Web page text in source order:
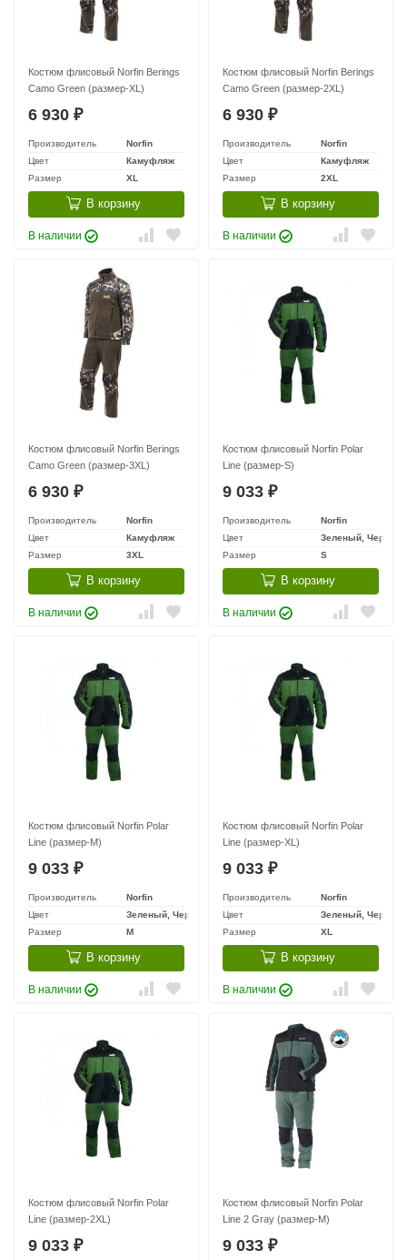
Костюм флисовый Norfin Berings
Camo Green (размер-XL)
6 930 ₽
Производитель
Norfin
Цвет
Камуфляж
Размер
XL
В корзину
В наличии
Костюм флисовый Norfin Berings
Camo Green (размер-2XL)
6 930 ₽
Производитель
Norfin
Цвет
Камуфляж
Размер
2XL
В корзину
В наличии
Костюм флисовый Norfin Berings
Camo Green (размер-3XL)
6 930 ₽
Производитель
Norfin
Цвет
Камуфляж
Размер
3XL
В корзину
В наличии
Костюм флисовый Norfin Polar
Line (размер-S)
9 033 ₽
Производитель
Norfin
Цвет
Зеленый, Черный
Размер
S
В корзину
В наличии
Костюм флисовый Norfin Polar
Line (размер-M)
9 033 ₽
Производитель
Norfin
Цвет
Зеленый, Черный
Размер
M
В корзину
В наличии
Костюм флисовый Norfin Polar
Line (размер-XL)
9 033 ₽
Производитель
Norfin
Цвет
Зеленый, Черный
Размер
XL
В корзину
В наличии
Костюм флисовый Norfin Polar
Line (размер-2XL)
9 033 ₽
Костюм флисовый Norfin Polar
Line 2 Gray (размер-M)
9 033 ₽